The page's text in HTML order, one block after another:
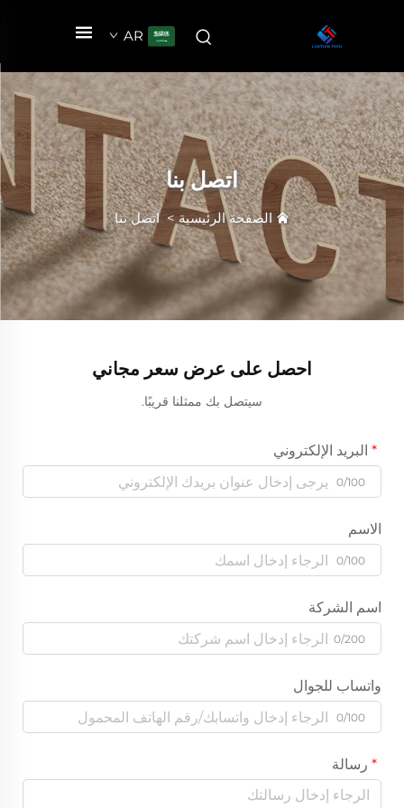
AR
اتصل بنا
الصفحة الرئيسية>اتصل بنا
احصل على عرض سعر مجاني
سيتصل بك ممثلنا قريبًا.
البريد الإلكتروني
0/100
الاسم
0/100
اسم الشركة
0/200
واتساب للجوال
0/100
رسالة